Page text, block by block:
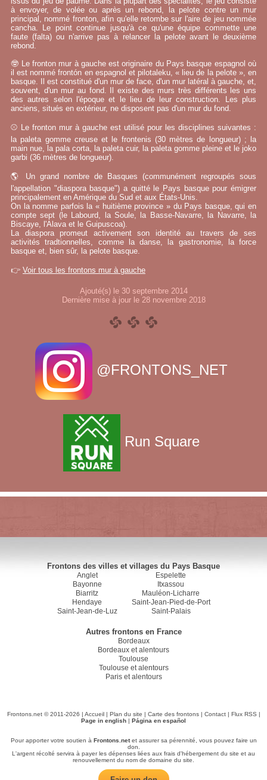
à envoyer, de volée ou après un rebond, la pelote contre un mur
principal, nommé fronton, afin qu'elle retombe sur l'aire de jeu nommée
cancha. Le point continue jusqu'à ce qu'une équipe commette une
faute (falta) ou n'arrive pas à relancer la pelote avant le deuxième
rebond.
🤓 Le fronton mur à gauche est originaire du Pays basque espagnol où
il est nommé frontón en espagnol et pilotaleku, « lieu de la pelote », en
basque. Il est constitué d'un mur de face, d'un mur latéral à gauche, et,
souvent, d'un mur au fond. Il existe des murs très différents les uns
des autres selon l'époque et le lieu de leur construction. Les plus
anciens, situés en extérieur, ne disposent pas d'un mur du fond.
⚾ Le fronton mur à gauche est utilisé pour les disciplines suivantes :
la paleta gomme creuse et le frontenis (30 mètres de longueur) ; la
main nue, la pala corta, la paleta cuir, la paleta gomme pleine et le joko
garbi (36 mètres de longueur).
🌎 Un grand nombre de Basques (communément regroupés sous
l'appellation "diaspora basque") a quitté le Pays basque pour émigrer
principalement en Amérique du Sud et aux États-Unis.
On la nomme parfois la « huitième province » du Pays basque, qui en
compte sept (le Labourd, la Soule, la Basse-Navarre, la Navarre, la
Biscaye, l'Alava et le Guipuscoa).
La diaspora promeut activement son identité au travers de ses
activités tradtionnelles, comme la danse, la gastronomie, la force
basque et, bien sûr, la pelote basque.
👉 Voir tous les frontons mur à gauche
Ajouté(s) le 30 septembre 2014
Dernière mise à jour le 28 novembre 2018
@FRONTONS_NET
Run Square
Frontons des villes et villages du Pays Basque
Anglet
Bayonne
Biarritz
Hendaye
Saint-Jean-de-Luz
Espelette
Itxassou
Mauléon-Licharre
Saint-Jean-Pied-de-Port
Saint-Palais
Autres frontons en France
Bordeaux
Bordeaux et alentours
Toulouse
Toulouse et alentours
Paris et alentours
Frontons.net © 2011-2026 | Accueil| Plan du site | Carte des frontons| Contact| Flux RSS |
Page in english | Página en español
Pour apporter votre soutien à Frontons.netet assurer sa pérennité, vous pouvez faire un
don.
L'argent récolté servira à payer les dépenses liées aux frais d'hébergement du site et au
renouvellement du nom de domaine du site.